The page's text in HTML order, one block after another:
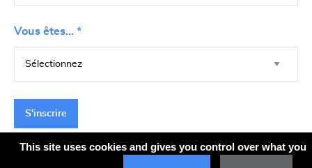
Vous êtes... *
S'inscrire
This site uses cookies and gives you control over what you